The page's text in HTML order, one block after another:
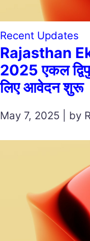
Recent Updates
Rajasthan
2025 एकल
लिए आवेदन शुरू
May 7, 2025 | by